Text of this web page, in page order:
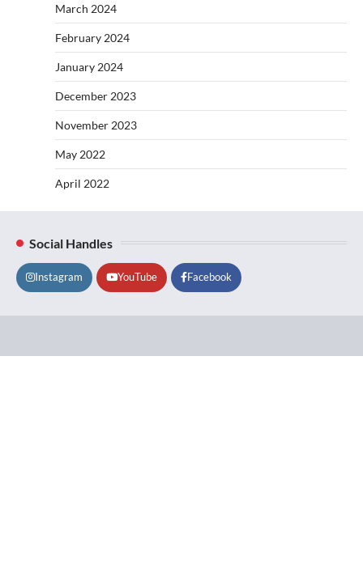
March 2024
February 2024
January 2024
December 2023
November 2023
May 2022
April 2022
Social Handles
Instagram YouTube Facebook